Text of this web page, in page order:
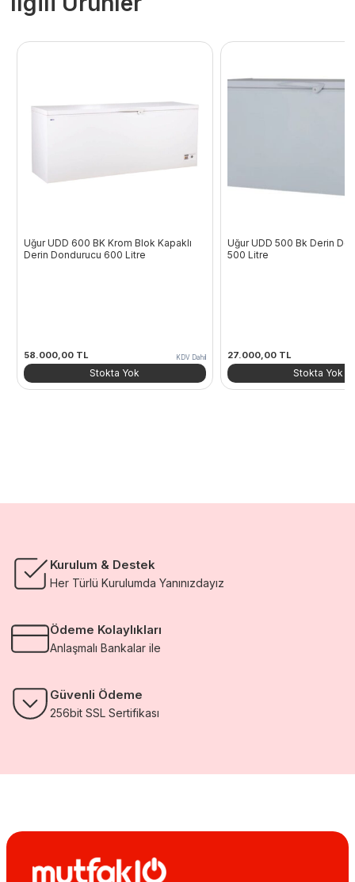
Uğur UDD 600 BK Krom Blok Kapaklı
Derin Dondurucu 600 Litre
58.000,00 TL KDV Dahil
Stokta Yok
Uğur UDD 500 Bk Derin
500 Litre
27.000,00 TL
Stokta Yok
Kurulum & Destek
Her Türlü Kurulumda Yanınızdayız
Ödeme Kolaylıkları
Anlaşmalı Bankalar ile
Güvenli Ödeme
256bit SSL Sertifikası